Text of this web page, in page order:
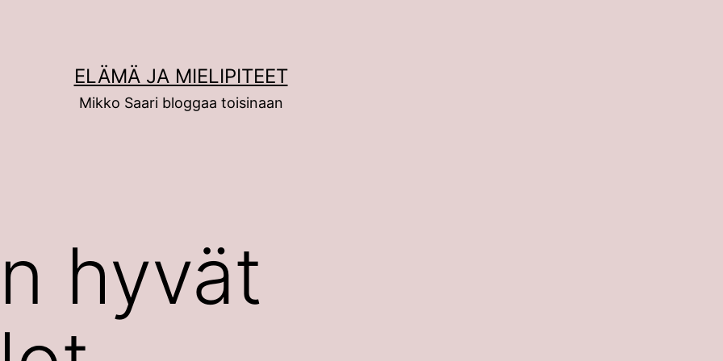
ELÄMÄ JA MIELIPITEET
Mikko Saari bloggaa toisinaan
hyvät